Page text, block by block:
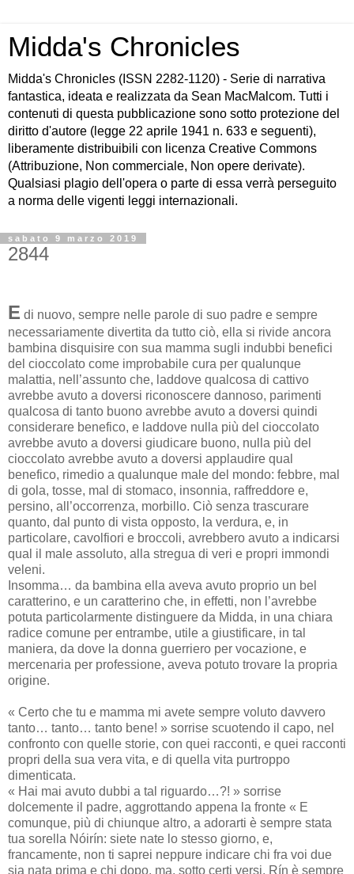
Midda's Chronicles
Midda's Chronicles (ISSN 2282-1120) - Serie di narrativa
fantastica, ideata e realizzata da Sean MacMalcom. Tutti i
contenuti di questa pubblicazione sono sotto protezione del
diritto d'autore (legge 22 aprile 1941 n. 633 e seguenti),
liberamente distribuibili con licenza Creative Commons
(Attribuzione, Non commerciale, Non opere derivate).
Qualsiasi plagio dell'opera o parte di essa verrà perseguito
a norma delle vigenti leggi internazionali.
sabato 9 marzo 2019
2844
E di nuovo, sempre nelle parole di suo padre e sempre
necessariamente divertita da tutto ciò, ella si rivide ancora
bambina disquisire con sua mamma sugli indubbi benefici
del cioccolato come improbabile cura per qualunque
malattia, nell’assunto che, laddove qualcosa di cattivo
avrebbe avuto a doversi riconoscere dannoso, parimenti
qualcosa di tanto buono avrebbe avuto a doversi quindi
considerare benefico, e laddove nulla più del cioccolato
avrebbe avuto a doversi giudicare buono, nulla più del
cioccolato avrebbe avuto a doversi applaudire qual
benefico, rimedio a qualunque male del mondo: febbre, mal
di gola, tosse, mal di stomaco, insonnia, raffreddore e,
persino, all’occorrenza, morbillo. Ciò senza trascurare
quanto, dal punto di vista opposto, la verdura, e, in
particolare, cavolfiori e broccoli, avrebbero avuto a indicarsi
qual il male assoluto, alla stregua di veri e propri immondi
veleni.
Insomma… da bambina ella aveva avuto proprio un bel
caratterino, e un caratterino che, in effetti, non l’avrebbe
potuta particolarmente distinguere da Midda, in una chiara
radice comune per entrambe, utile a giustificare, in tal
maniera, da dove la donna guerriero per vocazione, e
mercenaria per professione, aveva potuto trovare la propria
origine.
« Certo che tu e mamma mi avete sempre voluto davvero
tanto… tanto… tanto bene! » sorrise scuotendo il capo, nel
confronto con quelle storie, con quei racconti, e quei racconti
propri della sua vera vita, e di quella vita purtroppo
dimenticata.
« Hai mai avuto dubbi a tal riguardo…?! » sorrise
dolcemente il padre, aggrottando appena la fronte « E
comunque, più di chiunque altro, a adorarti è sempre stata
tua sorella Nóirín: siete nate lo stesso giorno, e,
francamente, non ti saprei neppure indicare chi fra voi due
sia nata prima e chi dopo, ma, sotto certi versi, Rín è sempre